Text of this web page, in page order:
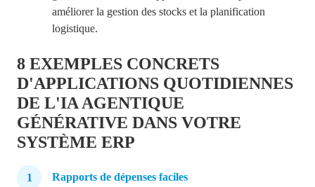
améliorer la gestion des stocks et la planification
logistique.
8 EXEMPLES CONCRETS
D'APPLICATIONS QUOTIDIENNES
DE L'IA AGENTIQUE
GÉNÉRATIVE DANS VOTRE
SYSTÈME ERP
Rapports de dépenses faciles